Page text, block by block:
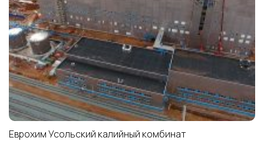
Еврохим Усольский калийный комбинат